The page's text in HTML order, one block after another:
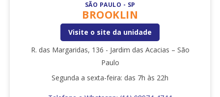
SÃO PAULO - SP
BROOKLIN
Visite o site da unidade
R. das Margaridas, 136 - Jardim das Acacias – São
Paulo
Segunda a sexta-feira: das 7h às 22h